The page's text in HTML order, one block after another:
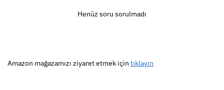
Henüz soru sorulmadı
Amazon mağazamızı ziyaret etmek için tıklayın